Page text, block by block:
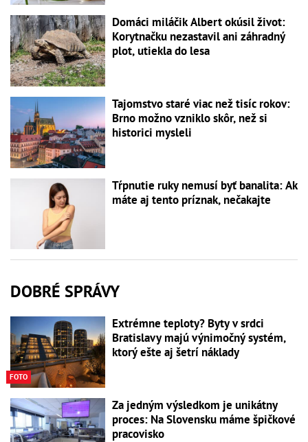
Domáci miláčik Albert okúsil život:
Korytnačku nezastavil ani záhradný
plot, utiekla do lesa
Tajomstvo staré viac než tisíc rokov:
Brno možno vzniklo skôr, než si
historici mysleli
Tŕpnutie ruky nemusí byť banalita: Ak
máte aj tento príznak, nečakajte
DOBRÉ SPRÁVY
FOTO
Extrémne teploty? Byty v srdci
Bratislavy majú výnimočný systém,
ktorý ešte aj šetrí náklady
Za jedným výsledkom je unikátny
proces: Na Slovensku máme špičkové
pracovisko